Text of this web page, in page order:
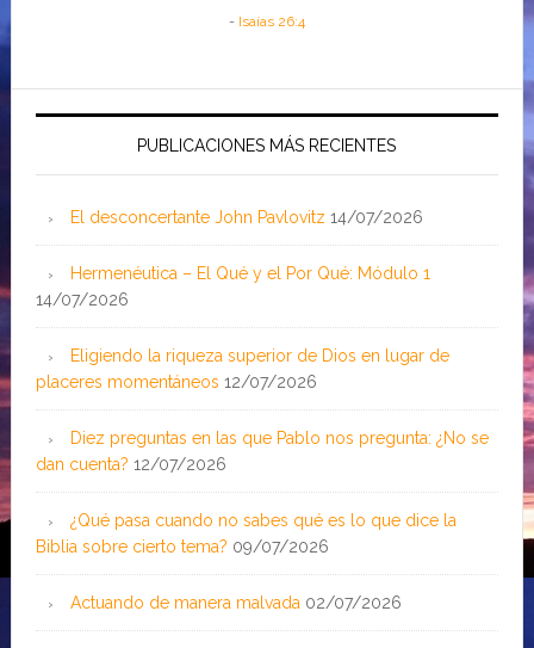
- Isaías 26:4
PUBLICACIONES MÁS RECIENTES
El desconcertante John Pavlovitz 14/07/2026
Hermenéutica – El Qué y el Por Qué: Módulo 1
14/07/2026
Eligiendo la riqueza superior de Dios en lugar de
placeres momentáneos 12/07/2026
Diez preguntas en las que Pablo nos pregunta: ¿No se
dan cuenta? 12/07/2026
¿Qué pasa cuando no sabes qué es lo que dice la
Biblia sobre cierto tema? 09/07/2026
Actuando de manera malvada 02/07/2026